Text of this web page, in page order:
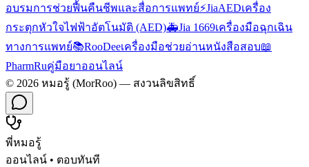
อบรมการช่วยฟื้นคืนชีพและสื่อการแพทย์⚡JiaAEDเครื่อง
กระตุกหัวใจไฟฟ้าอัตโนมัติ (AED)🚑Jia 1669เครื่องมือฉุกเฉิน
ทางการแพทย์📚RooDeeเครื่องมือช่วยอ่านหนังสือสอบ📖
PharmRuคู่มือยาออนไลน์
© 2026 หมอรู้ (MorRoo) — สงวนลิขสิทธิ์
พี่หมอรู้
ออนไลน์ • ตอบทันที